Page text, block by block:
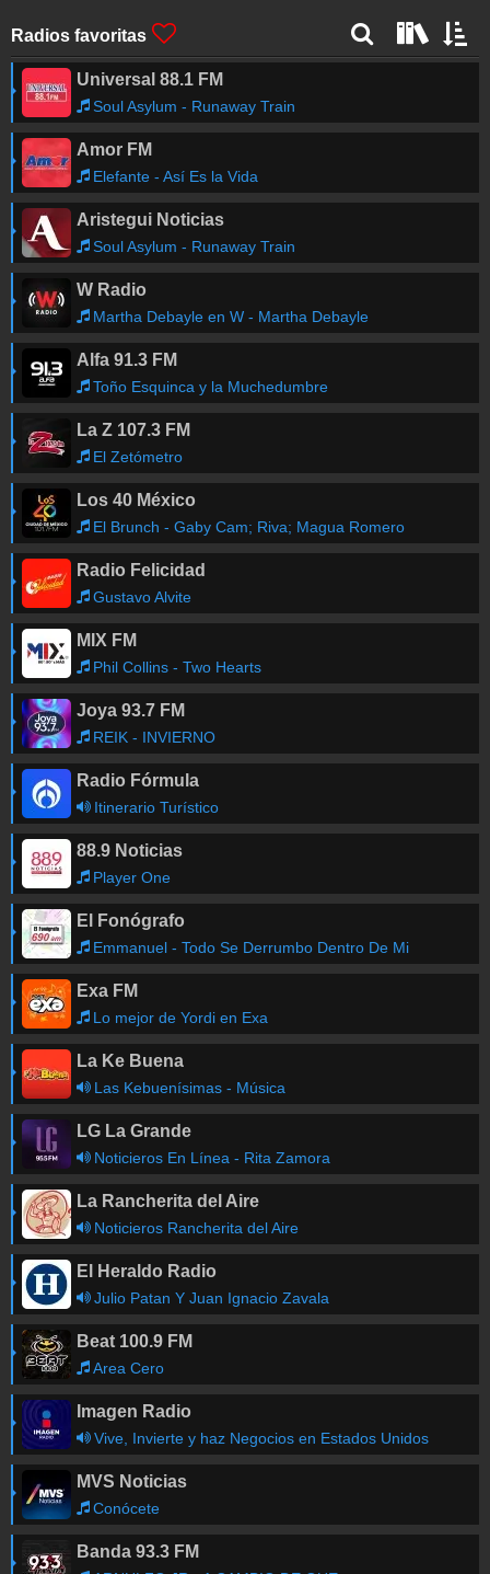
Radios favoritas
Universal 88.1 FM
Soul Asylum - Runaway Train
Amor FM
Elefante - Así Es la Vida
Aristegui Noticias
Soul Asylum - Runaway Train
W Radio
Martha Debayle en W - Martha Debayle
Alfa 91.3 FM
Toño Esquinca y la Muchedumbre
La Z 107.3 FM
El Zetómetro
Los 40 México
El Brunch - Gaby Cam; Riva; Magua Romero
Radio Felicidad
Gustavo Alvite
MIX FM
Phil Collins - Two Hearts
Joya 93.7 FM
REIK - INVIERNO
Radio Fórmula
Itinerario Turístico
88.9 Noticias
Player One
El Fonógrafo
Emmanuel - Todo Se Derrumbo Dentro De Mi
Exa FM
Lo mejor de Yordi en Exa
La Ke Buena
Las Kebuenísimas - Música
LG La Grande
Noticieros En Línea - Rita Zamora
La Rancherita del Aire
Noticieros Rancherita del Aire
El Heraldo Radio
Julio Patan Y Juan Ignacio Zavala
Beat 100.9 FM
Area Cero
Imagen Radio
Vive, Invierte y haz Negocios en Estados Unidos
MVS Noticias
Conócete
Banda 93.3 FM